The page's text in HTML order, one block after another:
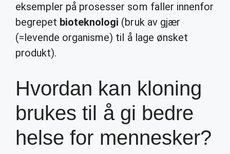
eksempler på prosesser som faller innenfor
begrepet bioteknologi (bruk av gjær
(=levende organisme) til å lage ønsket
produkt).
Hvordan kan kloning
brukes til å gi bedre
helse for mennesker?